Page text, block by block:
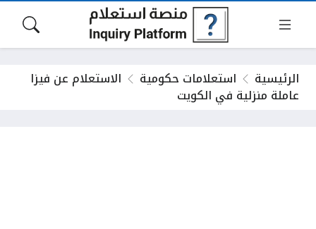
الرئيسية استعلامات حكومية الاستعلام عن فيزا
عاملة منزلية في الكويت